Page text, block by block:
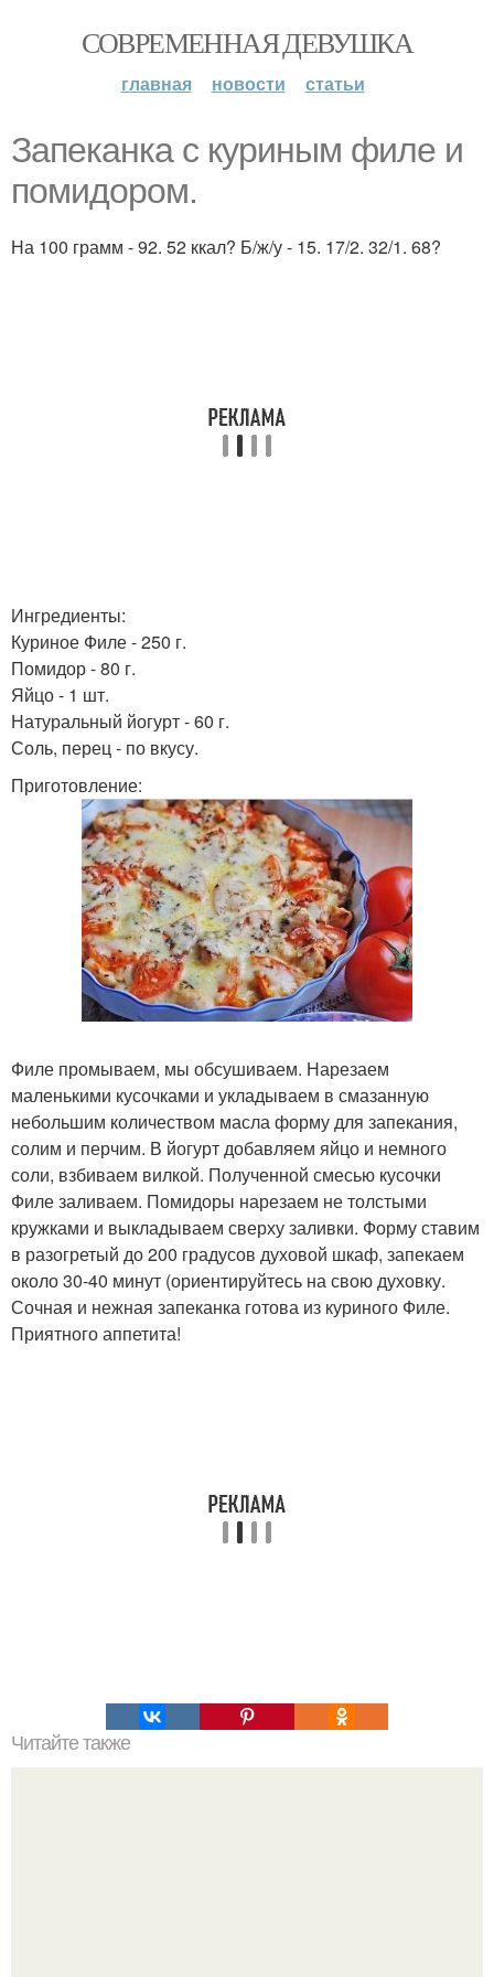
СОВРЕМЕННАЯ ДЕВУШКА
главная новости статьи
Запеканка с куриным филе и
помидором.
На 100 грамм - 92. 52 ккал? Б/ж/у - 15. 17/2. 32/1. 68?
Ингредиенты:
Куриное Филе - 250 г.
Помидор - 80 г.
Яйцо - 1 шт.
Натуральный йогурт - 60 г.
Соль, перец - по вкусу.
Приготовление:
Филе промываем, мы обсушиваем. Нарезаем
маленькими кусочками и укладываем в смазанную
небольшим количеством масла форму для запекания,
солим и перчим. В йогурт добавляем яйцо и немного
соли, взбиваем вилкой. Полученной смесью кусочки
Филе заливаем. Помидоры нарезаем не толстыми
кружками и выкладываем сверху заливки. Форму ставим
в разогретый до 200 градусов духовой шкаф, запекаем
около 30-40 минут (ориентируйтесь на свою духовку.
Сочная и нежная запеканка готова из куриного Филе.
Приятного аппетита!
Читайте также